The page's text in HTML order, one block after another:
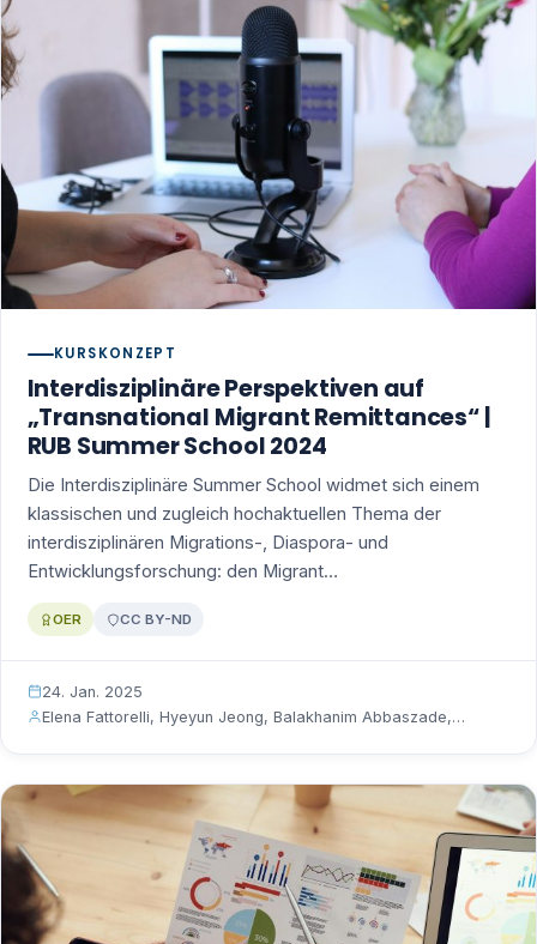
KURSKONZEPT
Interdisziplinäre Perspektiven auf
„Transnational Migrant Remittances“ |
RUB Summer School 2024
Die Interdisziplinäre Summer School widmet sich einem
klassischen und zugleich hochaktuellen Thema der
interdisziplinären Migrations-, Diaspora- und
Entwicklungsforschung: den Migrant…
OER CC BY-ND
24. Jan. 2025
Elena Fattorelli, Hyeyun Jeong, Balakhanim Abbaszade,…